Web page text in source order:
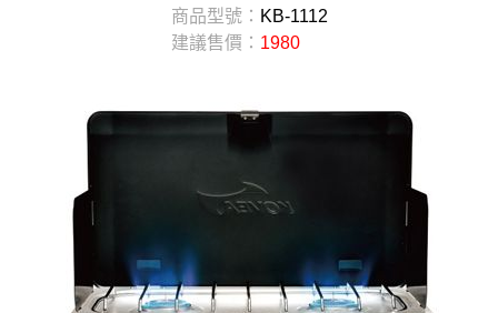
商品型號： KB-1112
建議售價： 1980